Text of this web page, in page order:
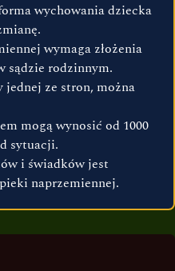
wychowania dziecka
wymaga złożenia
sądzie rodzinnym.
ze stron, można
mogą wynosić od 1000
sytuacji.
i świadków jest
naprzemiennej.